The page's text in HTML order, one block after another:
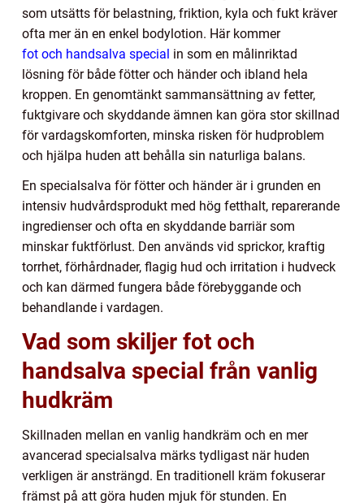
som utsätts för belastning, friktion, kyla och fukt kräver
ofta mer än en enkel bodylotion. Här kommer
fot och handsalva special in som en målinriktad
lösning för både fötter och händer och ibland hela
kroppen. En genomtänkt sammansättning av fetter,
fuktgivare och skyddande ämnen kan göra stor skillnad
för vardagskomforten, minska risken för hudproblem
och hjälpa huden att behålla sin naturliga balans.
En specialsalva för fötter och händer är i grunden en
intensiv hudvårdsprodukt med hög fetthalt, reparerande
ingredienser och ofta en skyddande barriär som
minskar fuktförlust. Den används vid sprickor, kraftig
torrhet, förhårdnader, flagig hud och irritation i hudveck
och kan därmed fungera både förebyggande och
behandlande i vardagen.
Vad som skiljer fot och
handsalva special från vanlig
hudkräm
Skillnaden mellan en vanlig handkräm och en mer
avancerad specialsalva märks tydligast när huden
verkligen är ansträngd. En traditionell kräm fokuserar
främst på att göra huden mjuk för stunden. En